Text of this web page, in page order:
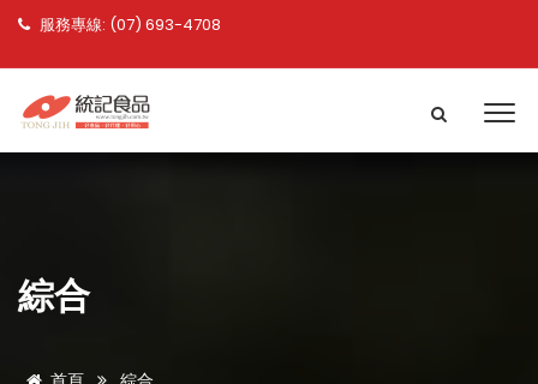
服務專線: (07) 693-4708
綜合